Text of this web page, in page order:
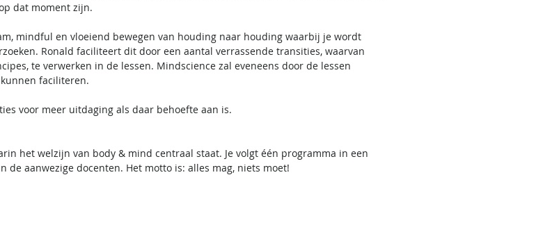
dat moment zijn.
mindful en vloeiend bewegen van houding naar houding waarbij je wordt
Ronald faciliteert dit door een aantal verrassende transities, waarvan
te verwerken in de lessen. Mindscience zal eveneens door de lessen
faciliteren.
voor meer uitdaging als daar behoefte aan is.
het welzijn van body & mind centraal staat. Je volgt één programma in een
de aanwezige docenten. Het motto is: alles mag, niets moet!